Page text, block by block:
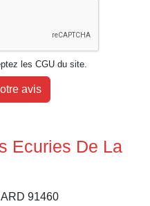
les CGU du site.
avis
Ecuries De La
91460